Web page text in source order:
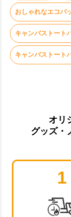
おしゃれなエコバ
キャンバストート
キャンバストート
オリ
グッズ・
1